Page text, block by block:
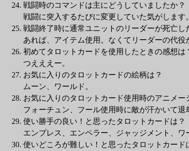
戦闘時のコマンドは主にどうしていましたか？
戦闘に突入するたびに変更していた気がしま
戦闘終了時に通常ユニットのリーダーが死亡し
あれば、アイテム使用。なくてリーダーの代役
初めてタロットカードを使用したときの感想は
つえええー。
お気に入りのタロットカードの絵柄は？
ムーン、ワールド。
お気に入りのタロットカード使用時のアニメー
フォーチュン、フール使用時に敵が汗かいて退
使い勝手の良い！と思ったタロットカードは？
エンプレス、エンペラー、ジャッジメント、ワ
使いどころが難しい！と思ったタロットカード